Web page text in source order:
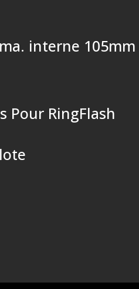
interne 105mm
Pour RingFlash